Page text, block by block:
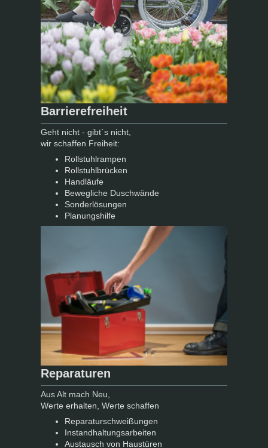
Barrierefreiheit
Geht nicht - gibt´s nicht,
wir schaffen Freiheit:
Rollstuhlrampen
Rollstuhlbrücken
Handläufe
Bewegliche Duschwände
Sonderlösungen
Planungshilfe
Reparaturen
Aus Alt mach Neu,
Werte erhalten, Werte schaffen
Reparaturschweißungen
Instandhaltungsarbeiten
Austausch von Haustüren